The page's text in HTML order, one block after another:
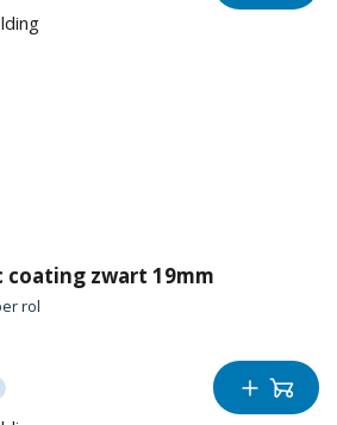
coating zwart 19mm
rol